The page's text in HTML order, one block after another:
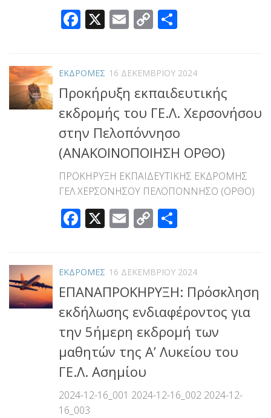
Facebook
X Email
Copy
ΕΚΔΡΟΜΕΣ 16 ΔΕΚΕΜΒΡΊΟΥ 2024
Προκήρυξη εκπαιδευτικής
εκδρομής του ΓΕ.Λ. Χερσονήσου
στην Πελοπόννησο
(ΑΝΑΚΟΙΝΟΠΟΙΗΣΗ ΟΡΘΟ)
ΠΡΟΚΗΡΥΞΗ ΕΚΠΑΙΔΕΥΤΙΚΗΣ ΕΚΔΡΟΜΗΣ
ΓΕΛ ΧΕΡΣΟΝΗΣΟΥ ΠΕΛΟΠΟΝΝΗΣΟ (ΟΡΘΟ)
Facebook
X Email
Copy
ΕΚΔΡΟΜΕΣ 16 ΔΕΚΕΜΒΡΊΟΥ 2024
ΕΠΑΝΑΠΡΟΚΗΡΥΞΗ: Πρόσκληση
εκδήλωσης ενδιαφέροντος για
την 5ήμερη εκδρομή των
μαθητών της Α’ Λυκείου του
ΓΕ.Λ. Ασημίου
2024-12-16_001 2024-12-16_002 2024-12-
16_003